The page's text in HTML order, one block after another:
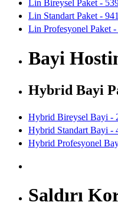
Lin Bireysel Paket -
Lin Standart Paket -
Lin Profesyonel Paket
Bayi
Hybrid Bayi
Hybrid Bireysel Bayi -
Hybrid Standart Bayi -
Hybrid Profesyonel
Saldırı